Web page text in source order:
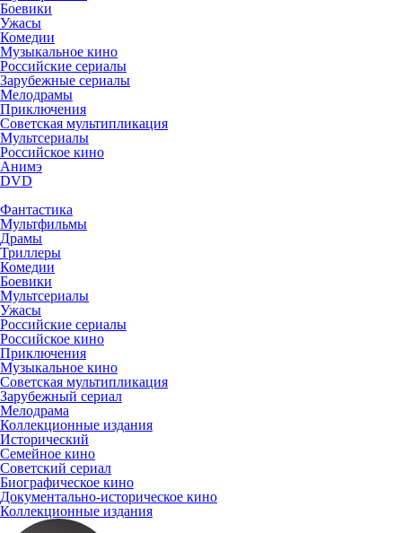
Боевики
Ужасы
Комедии
Музыкальное кино
Российские сериалы
Зарубежные сериалы
Мелодрамы
Приключения
Советская мультипликация
Мультсериалы
Российское кино
Анимэ
DVD
Фантастика
Мультфильмы
Драмы
Триллеры
Комедии
Боевики
Мультсериалы
Ужасы
Российские сериалы
Российское кино
Приключения
Музыкальное кино
Советская мультипликация
Зарубежный сериал
Мелодрама
Коллекционные издания
Исторический
Семейное кино
Советский сериал
Биографическое кино
Документально-историческое кино
Коллекционные издания